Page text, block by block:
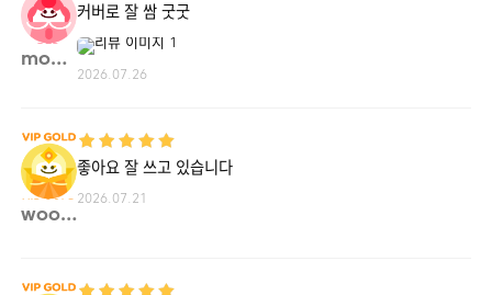
moon0**
커버로 잘 쌈 굿굿
2026.07.26
wooon**
좋아요 잘 쓰고 있습니다
2026.07.21